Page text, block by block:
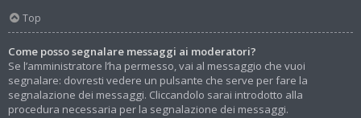
Top
Come posso segnalare messaggi ai moderatori?
Se l’amministratore l’ha permesso, vai al messaggio che vuoi
segnalare: dovresti vedere un pulsante che serve per fare la
segnalazione dei messaggi. Cliccandolo sarai introdotto alla
procedura necessaria per la segnalazione dei messaggi.